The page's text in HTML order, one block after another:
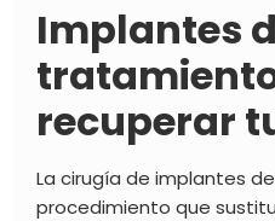
Implantes
recuperar
La cirugía de implantes
procedimiento que